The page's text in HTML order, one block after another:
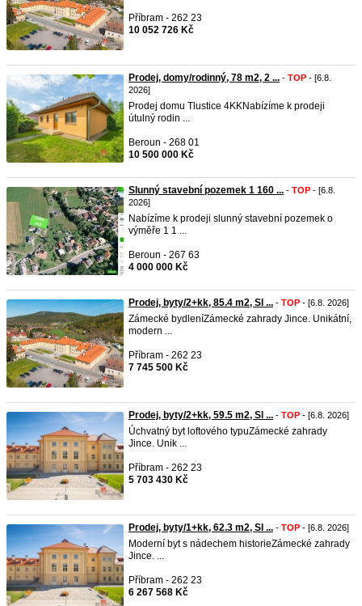
Příbram - 262 23
10 052 726 Kč
Prodej, domy/rodinný, 78 m2, 2 ... - TOP - [6.8.
2026]
Prodej domu Tlustice 4KKNabízíme k prodeji
útulný rodin ...
Beroun - 268 01
10 500 000 Kč
Slunný stavební pozemek 1 160 ... - TOP - [6.8.
2026]
Nabízíme k prodeji slunný stavební pozemek o
výměře 1 1 ...
Beroun - 267 63
4 000 000 Kč
Prodej, byty/2+kk, 85.4 m2, Sl ... - TOP - [6.8. 2026]
Zámecké bydleníZámecké zahrady Jince. Unikátní,
modern ...
Příbram - 262 23
7 745 500 Kč
Prodej, byty/2+kk, 59.5 m2, Sl ... - TOP - [6.8. 2026]
Úchvatný byt loftového typuZámecké zahrady
Jince. Unik ...
Příbram - 262 23
5 703 430 Kč
Prodej, byty/1+kk, 62.3 m2, Sl ... - TOP - [6.8. 2026]
Moderní byt s nádechem historieZámecké zahrady
Jince. ...
Příbram - 262 23
6 267 568 Kč